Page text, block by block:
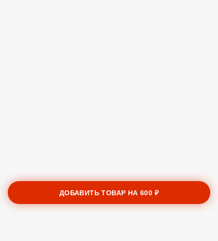
ДОБАВИТЬ ТОВАР НА600 ₽